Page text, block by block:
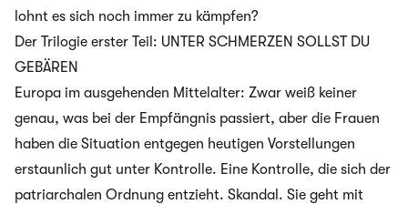
lohnt es sich noch immer zu kämpfen?
Der Trilogie erster Teil: UNTER SCHMERZEN SOLLST DU
GEBÄREN
Europa im ausgehenden Mittelalter: Zwar weiß keiner
genau, was bei der Empfängnis passiert, aber die Frauen
haben die Situation entgegen heutigen Vorstellungen
erstaunlich gut unter Kontrolle. Eine Kontrolle, die sich der
patriarchalen Ordnung entzieht. Skandal. Sie geht mit